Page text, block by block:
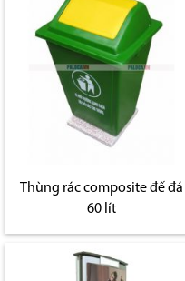
Thùng rác composite đế đá
60 lít